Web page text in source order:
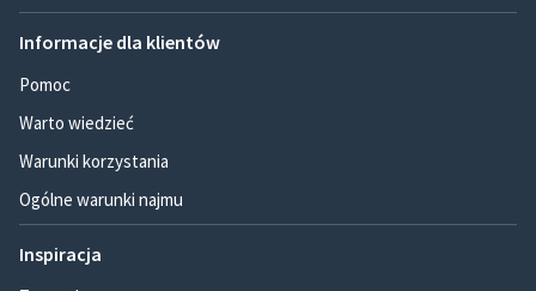
Informacje dla klientów
Pomoc
Warto wiedzieć
Warunki korzystania
Ogólne warunki najmu
Inspiracja